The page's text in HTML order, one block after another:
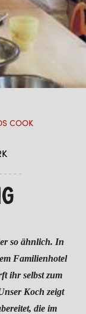
COOK
so ähnlich. In
Familienhotel
ihr selbst zum
Koch zeigt
die im